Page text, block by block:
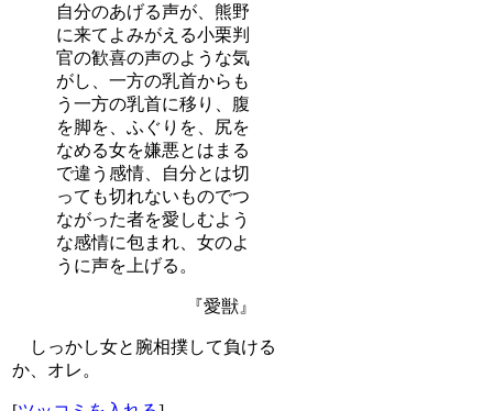
自分のあげる声が、熊野
に来てよみがえる小栗判
官の歓喜の声のような気
がし、一方の乳首からも
う一方の乳首に移り、腹
を脚を、ふぐりを、尻を
なめる女を嫌悪とはまる
で違う感情、自分とは切
っても切れないものでつ
ながった者を愛しむよう
な感情に包まれ、女のよ
うに声を上げる。
『愛獣』
しっかし女と腕相撲して負ける
か、オレ。